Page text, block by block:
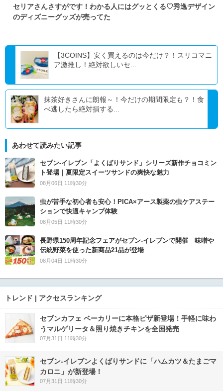
セリアさんさすがです！わかる人にはグッとくる♡秀逸デザイン
のディズニーグッズが売ってた
【3COINS】安く買えるのは今だけ？！スリコマニ
ア激推し！絶対欲しいセ...
抹茶好きさんに朗報～！今だけの期間限定も？！食
べ逃したら絶対損する...
あわせて読みたい記事
セブン‐イレブン「よくばりサンド」シリーズ新作チョコミン
ト登場｜夏限定スイーツサンドの爽快な魅力
08月06日 11時30分
虫が苦手な初心者も安心！PICA×アース製薬の虫ケアステー
ションで快適キャンプ体験
08月05日 11時30分
長野県150周年記念フェアがセブン-イレブンで開催 味噌や
伝統野菜を使った新商品21品が登場
08月04日 11時30分
トレンド | アクセスランキング
セブンカフェ ベーカリーに本格ピザ新登場！手軽に味わ
うマルゲリータ＆照り焼きチキンを全国発売
07月31日 11時30分
セブン‐イレブンよくばりサンドに「ハムカツ＆たまごマ
カロニ」が新登場！
07月31日 11時30分